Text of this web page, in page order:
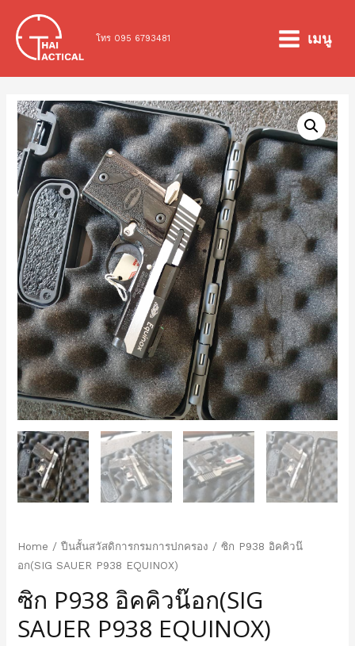
content
โทร 095 6793481
MAIN
MENU
เมนู
Home /ปืนสั้นสวัสดิการกรมการปกครอง / ซิก P938 อิคคิวน๊
อก(SIG SAUER P938 EQUINOX)
ซิก P938 อิคคิวน๊อก(SIG
SAUER P938 EQUINOX)